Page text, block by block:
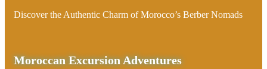
Discover the Authentic Charm of Morocco’s Berber Nomads
Moroccan Excursion Adventures